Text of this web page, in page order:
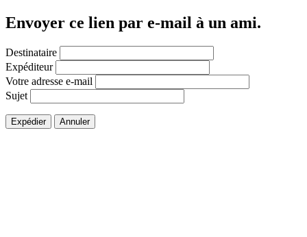
Envoyer ce lien par e-mail à un ami.
Destinataire
Expéditeur
Votre adresse e-mail
Sujet
Expédier Annuler